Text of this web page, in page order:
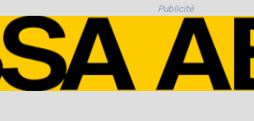
Publicité